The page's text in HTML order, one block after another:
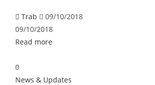
Trab
09/10/2018
09/10/2018
Read more
0
News & Updates